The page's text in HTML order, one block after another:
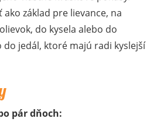
základ pre lievance, na
do kysela alebo do
do jedál, ktoré majú radi kyslejší
pár dňoch: